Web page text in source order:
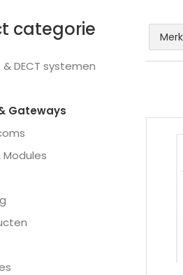
categorie
DECT systemen
Gateways
Merk